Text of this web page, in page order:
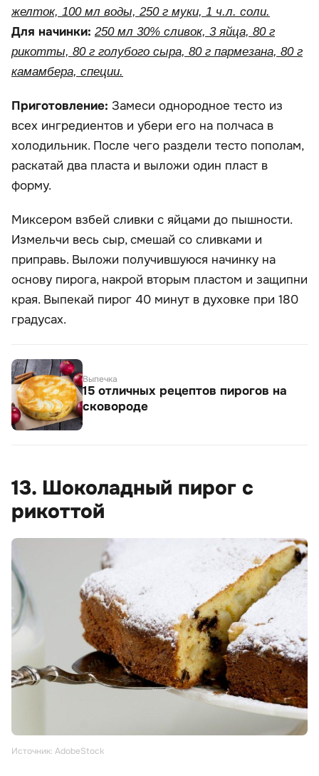
желток, 100 мл воды, 250 г муки, 1 ч.л. соли.
Для начинки: 250 мл 30% сливок, 3 яйца, 80 г
рикотты, 80 г голубого сыра, 80 г пармезана, 80 г
камамбера, специи.
Приготовление: Замеси однородное тесто из
всех ингредиентов и убери его на полчаса в
холодильник. После чего раздели тесто пополам,
раскатай два пласта и выложи один пласт в
форму.
Миксером взбей сливки с яйцами до пышности.
Измельчи весь сыр, смешай со сливками и
приправь. Выложи получившуюся начинку на
основу пирога, накрой вторым пластом и защипни
края. Выпекай пирог 40 минут в духовке при 180
градусах.
Выпечка
15 отличных рецептов пирогов на
сковороде
13. Шоколадный пирог с
рикоттой
Источник: AdobeStock